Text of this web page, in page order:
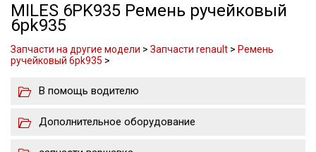
MILES 6PK935 Ремень ручейковый
6pk935
Запчасти на другие модели > Запчасти renault > Ремень
ручейковый 6pk935 >
В помощь водителю
Дополнительное оборудование